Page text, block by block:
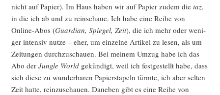
nicht auf Papier). Im Haus haben wir auf Papier zudem die taz,
in die ich ab und zu rein­schaue. Ich habe eine Rei­he von
Online-Abos (Guar­di­an, Spie­gel, Zeit), die ich mehr oder weni­
ger inten­siv nut­ze – eher, um ein­zel­ne Arti­kel zu lesen, als um
Zei­tun­gen durch­zu­schau­en. Bei mei­nem Umzug habe ich das
Abo der Jungle Worldgekün­digt, weil ich fest­ge­stellt habe, dass
sich die­se zu wun­der­ba­ren Papier­sta­peln türm­te, ich aber sel­ten
Zeit hat­te, rein­zu­schau­en. Dane­ben gibt es eine Rei­he von